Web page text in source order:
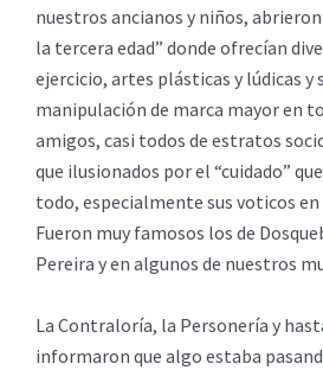
nuestros ancianos y niños,
la tercera edad” donde ofrecían
ejercicio, artes plásticas y lúdicas y
manipulación de marca mayor en
amigos, casi todos de estratos
que ilusionados por el “cuidado”
todo, especialmente sus voticos
Fueron muy famosos los de
Pereira y en algunos de nuestros
La Contraloría, la Personería y
informaron que algo estaba